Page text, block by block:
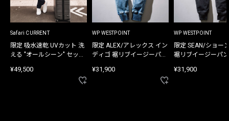
Safari CURRENT
限定 吸水速乾 UVカット 洗
える "オールシーン" セット
¥49,500
WP WESTPOINT
限定 ALEX/アレックス イン
ディゴ 裾リブイージーパン
¥31,900
WP WESTPOINT
限定 SEAN/ショー
裾リブイージーパ
¥31,900